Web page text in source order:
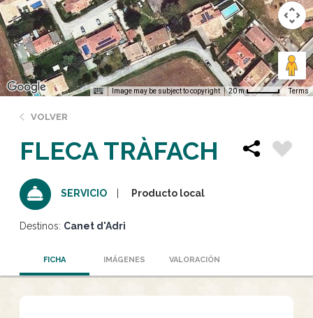
Image may be subject to copyright 20 m Terms
VOLVER
FLECA TRÀFACH
SERVICIO Producto local
Destinos: Canet d'Adri
FICHA IMÁGENES VALORACIÓN